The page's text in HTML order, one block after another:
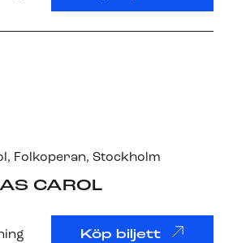
, Folkoperan, Stockholm
CAROL
Köp biljett